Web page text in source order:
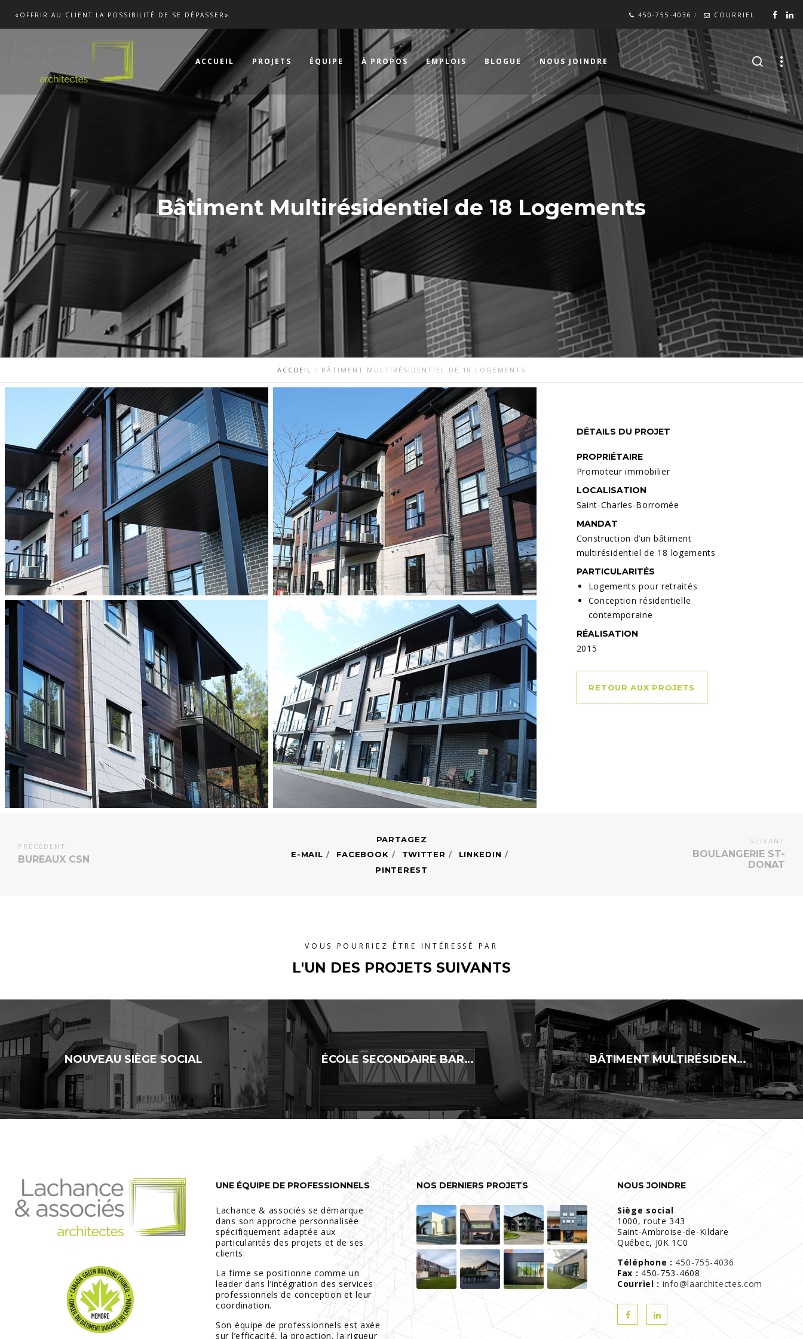
«OFFRIR AU CLIENT LA POSSIBILITÉ DE SE DÉPASSER» 450-755-4036 COURRIEL
ACCUEIL PROJETS ÉQUIPE À PROPOS EMPLOIS BLOGUE NOUS JOINDRE
Bâtiment Multirésidentiel de 18 Logements
ACCUEIL BÂTIMENT MULTIRÉSIDENTIEL DE 18 LOGEMENTS
DÉTAILS DU PROJET
PROPRIÉTAIRE
Promoteur immobilier
LOCALISATION
Saint-Charles-Borromée
MANDAT
Construction d’un bâtiment
multirésidentiel de 18 logements
PARTICULARITÉS
Logements pour retraités
Conception résidentielle
contemporaine
RÉALISATION
2015
RETOUR AUX PROJETS
PRÉCÉDENT
BUREAUX CSN E-MAIL FACEBOOK TWITTER
LINKEDIN
PINTEREST
SUIVANT
BOULANGERIE ST-
DONAT
VOUS POURRIEZ ÊTRE INTÉRESSÉ PAR
L'UN DES PROJETS SUIVANTS
NOUVEAU SIÈGE SOCIAL ÉCOLE SECONDAIRE BARTHÉLEMY-JOLIETTE – AJOUT DE CLASSES MODULAIRES BÂTIMENT MULTIRÉSIDENTIEL DE 24 LOGEMENTS
UNE ÉQUIPE DE PROFESSIONNELS
Lachance & associés se démarque
dans son approche personnalisée
spécifiquement adaptée aux
particularités des projets et de ses
clients.
La firme se positionne comme un
leader dans l’intégration des services
professionnels de conception et leur
coordination.
Son équipe de professionnels est axée
sur l’efficacité, la proaction, la rigueur
NOS DERNIERS PROJETS NOUS JOINDRE
Siège social
1000, route 343
Saint-Ambroise-de-Kildare
Québec, J0K 1C0
Téléphone : 450-755-4036
Fax : 450-753-4608
Courriel : info@laarchitectes.com